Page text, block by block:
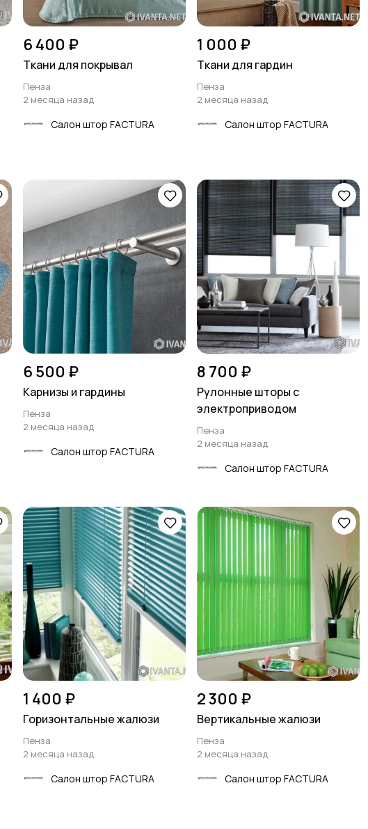
6 400 ₽
Ткани для покрывал
Пенза
2 месяца назад
Салон штор FACTURA
1 000 ₽
Ткани для гардин
Пенза
2 месяца назад
Салон штор FACTURA
6 500 ₽
Карнизы и гардины
Пенза
2 месяца назад
Салон штор FACTURA
8 700 ₽
Рулонные шторы с
электроприводом
Пенза
2 месяца назад
Салон штор FACTURA
1 400 ₽
Горизонтальные жалюзи
Пенза
2 месяца назад
Салон штор FACTURA
2 300 ₽
Вертикальные жалюзи
Пенза
2 месяца назад
Салон штор FACTURA